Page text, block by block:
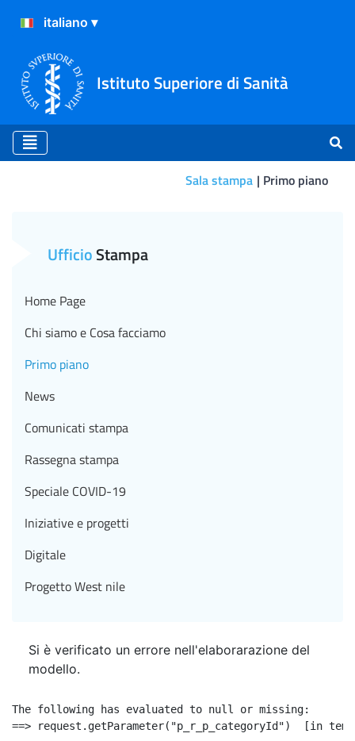
Istituto Superiore di Sanità
Sala stampa Primo piano
Si è verificato un errore nell'elaborarazione del
modello.
The following has evaluated to null or missing:
==> request.getParameter("p_r_p_categoryId")  [in
UfficioStampa
Home Page
Chi siamo e Cosa facciamo
Primo piano
News
Comunicati stampa
Rassegna stampa
Speciale COVID-19
Iniziative e progetti
Digitale
Progetto West nile